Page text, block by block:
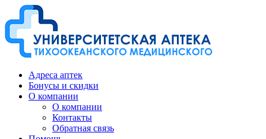
Адреса аптек
Бонусы и скидки
О компании
О компании
Контакты
Обратная связь